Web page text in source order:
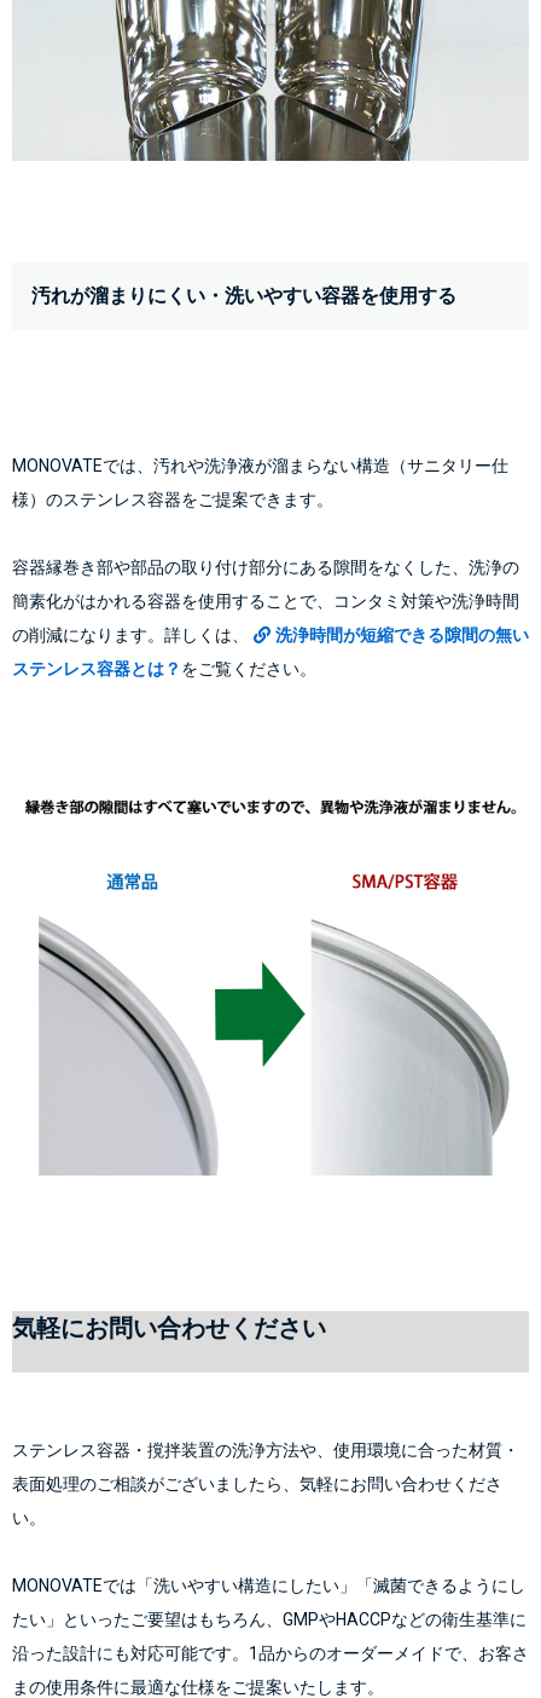
汚れが溜まりにくい・洗いやすい容器を使用する
MONOVATEでは、汚れや洗浄液が溜まらない構造（サニタリー仕
様）のステンレス容器をご提案できます。
容器縁巻き部や部品の取り付け部分にある隙間をなくした、洗浄の
簡素化がはかれる容器を使用することで、コンタミ対策や洗浄時間
の削減になります。詳しくは、
洗浄時間が短縮できる隙間の無い
ステンレス容器とは？ をご覧ください。
気軽にお問い合わせください
ステンレス容器・撹拌装置の洗浄方法や、使用環境に合った材質・
表面処理のご相談がございましたら、気軽にお問い合わせくださ
い。
MONOVATEでは「洗いやすい構造にしたい」「滅菌できるようにし
たい」といったご要望はもちろん、GMPやHACCPなどの衛生基準に
沿った設計にも対応可能です。1品からのオーダーメイドで、お客さ
まの使用条件に最適な仕様をご提案いたします。